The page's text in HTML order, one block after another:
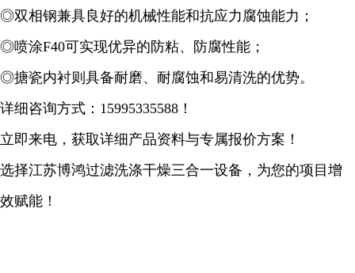
◎双相钢兼具良好的机械性能和抗应力腐蚀能力；
◎喷涂F40可实现优异的防粘、防腐性能；
◎搪瓷内衬则具备耐磨、耐腐蚀和易清洗的优势。
详细咨询方式：15995335588！
立即来电，获取详细产品资料与专属报价方案！
选择江苏博鸿过滤洗涤干燥三合一设备，为您的项目增
效赋能！